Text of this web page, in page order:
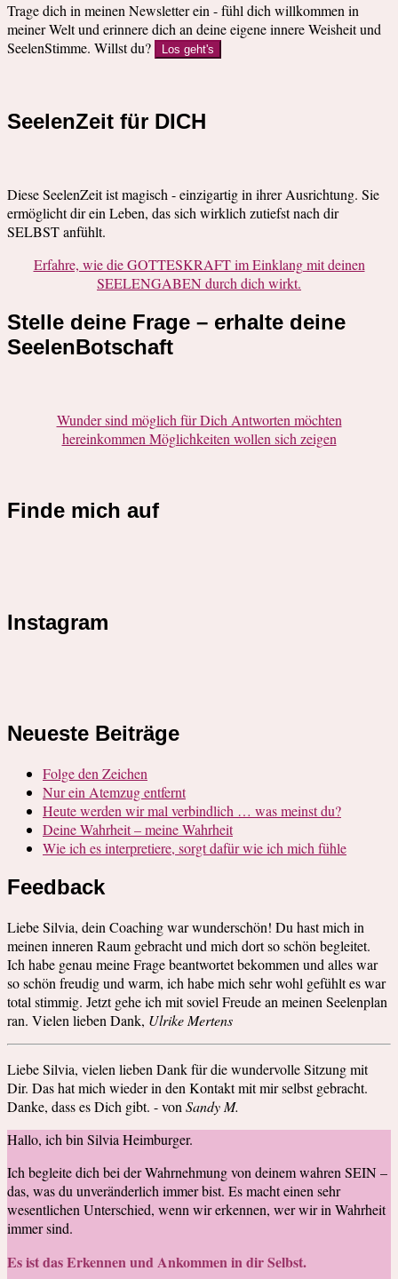
Trage dich in meinen Newsletter ein - fühl dich willkommen in
meiner Welt und erinnere dich an deine eigene innere Weisheit und
SeelenStimme. Willst du?
Los geht's
SeelenZeit für DICH
Diese SeelenZeit ist magisch - einzigartig in ihrer Ausrichtung. Sie
ermöglicht dir ein Leben, das sich wirklich zutiefst nach dir
SELBST anfühlt.
Erfahre, wie die GOTTESKRAFT im Einklang mit deinen
SEELENGABEN durch dich wirkt.
Stelle deine Frage – erhalte deine
SeelenBotschaft
Wunder sind möglich für Dich Antworten möchten
hereinkommen Möglichkeiten wollen sich zeigen
Finde mich auf
Instagram
Neueste Beiträge
Folge den Zeichen
Nur ein Atemzug entfernt
Heute werden wir mal verbindlich … was meinst du?
Deine Wahrheit – meine Wahrheit
Wie ich es interpretiere, sorgt dafür wie ich mich fühle
Feedback
Liebe Silvia, dein Coaching war wunderschön! Du hast mich in
meinen inneren Raum gebracht und mich dort so schön begleitet.
Ich habe genau meine Frage beantwortet bekommen und alles war
so schön freudig und warm, ich habe mich sehr wohl gefühlt es war
total stimmig. Jetzt gehe ich mit soviel Freude an meinen Seelenplan
ran. Vielen lieben Dank, Ulrike Mertens
Liebe Silvia, vielen lieben Dank für die wundervolle Sitzung mit
Dir. Das hat mich wieder in den Kontakt mit mir selbst gebracht.
Danke, dass es Dich gibt. - von Sandy M.
Hallo, ich bin Silvia Heimburger.
Ich begleite dich bei der Wahrnehmung von deinem wahren SEIN –
das, was du unveränderlich immer bist. Es macht einen sehr
wesentlichen Unterschied, wenn wir erkennen, wer wir in Wahrheit
immer sind.
Es ist das Erkennen und Ankommen in dir Selbst.